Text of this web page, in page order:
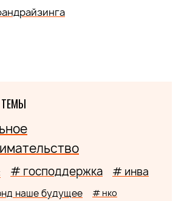
# господдержка # инва
наше будущее # нко